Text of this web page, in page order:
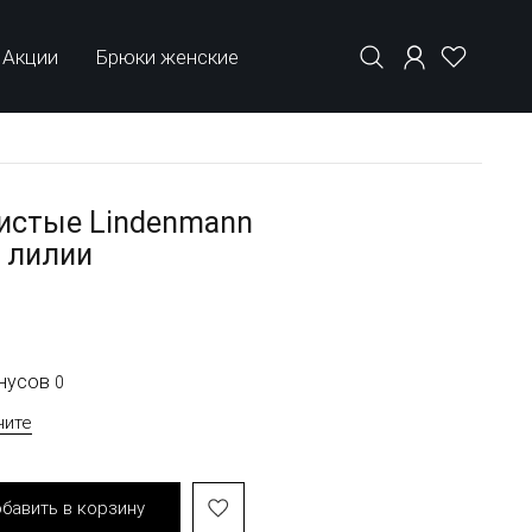
Акции Брюки женские
Lindenmann
лилии
0
в корзину